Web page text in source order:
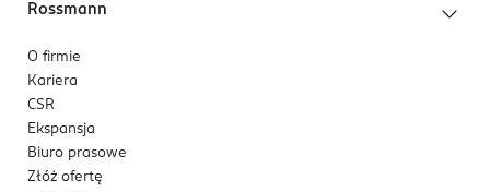
Rossmann
O firmie
Kariera
CSR
Ekspansja
Biuro prasowe
Złóż ofertę